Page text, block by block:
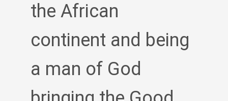
the African
continent and being
a man of God